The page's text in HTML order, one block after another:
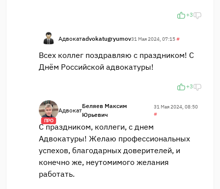
+3
Адвокатadvokatugryumov31 Мая 2024, 07:15#
Всех коллег поздравляю с праздником! С
Днём Российской адвокатуры!
+3
ПРО
Адвокат
Беляев Максим
Юрьевич
31 Мая 2024, 08:50
#
С праздником, коллеги, с днем
Адвокатуры! Желаю профессиональных
успехов, благодарных доверителей, и
конечно же, неутомимого желания
работать.